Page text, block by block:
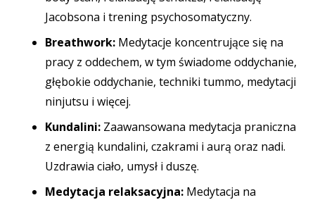
Jacobsona i trening psychosomatyczny.
Breathwork: Medytacje koncentrujące się na
pracy z oddechem, w tym świadome oddychanie,
głębokie oddychanie, techniki tummo, medytacji
ninjutsu i więcej.
Kundalini: Zaawansowana medytacja praniczna
z energią kundalini, czakrami i aurą oraz nadi.
Uzdrawia ciało, umysł i duszę.
Medytacja relaksacyjna: Medytacja na